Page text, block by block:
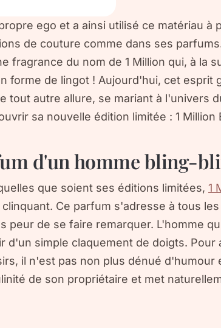
ego et a ainsi utilisé ce matériau à
de couture comme dans ses
fragrance du nom de 1 Million qui, à la
forme de lingot ! Aujourd'hui, cet esprit
tout autre allure, se mariant à l'univers
sa nouvelle édition limitée : 1 Million
d'un homme bling-
que soient ses éditions limitées, 1
clinquant. Ce parfum s'adresse à tous
peur de se faire remarquer. L'homme
d'un simple claquement de doigts. Pour
il n'est pas non plus dénué d'humour
de son propriétaire et met